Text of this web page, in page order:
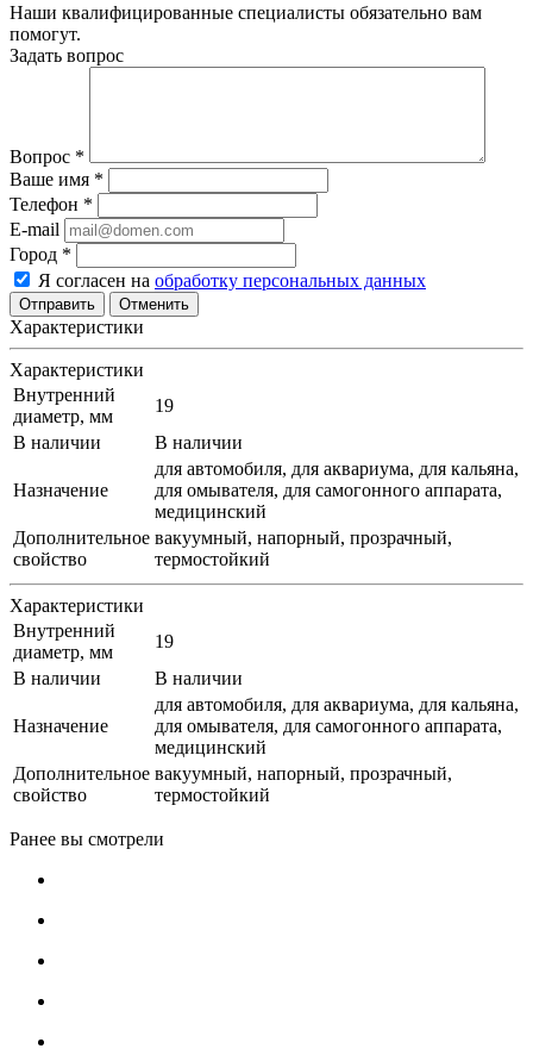
Наши квалифицированные специалисты обязательно вам
помогут.
Задать вопрос
Вопрос *
Ваше имя *
Телефон *
E-mail
Город *
Я согласен на обработку персональных данных
Отменить
Характеристики
Характеристики
Внутренний
диаметр, мм
19
В наличии
В наличии
Назначение
для автомобиля, для аквариума, для кальяна,
для омывателя, для самогонного аппарата,
медицинский
Дополнительное
свойство
вакуумный, напорный, прозрачный,
термостойкий
Характеристики
Внутренний
диаметр, мм
19
В наличии
В наличии
Назначение
для автомобиля, для аквариума, для кальяна,
для омывателя, для самогонного аппарата,
медицинский
Дополнительное
свойство
вакуумный, напорный, прозрачный,
термостойкий
Ранее вы смотрели